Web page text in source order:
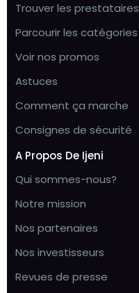
Trouver les prestataires
Parcourir les catégories
Voir nos promos
Astuces
Comment ça marche
Consignes de sécurité
A Propos De Ijeni
Qui sommes-nous?
Notre mission
Nos partenaires
Nos investisseurs
Revues de presse